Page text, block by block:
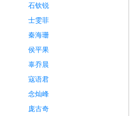
石钦锐
士雯菲
秦海珊
侯平果
辜乔晨
寇语君
念灿峰
庞古奇